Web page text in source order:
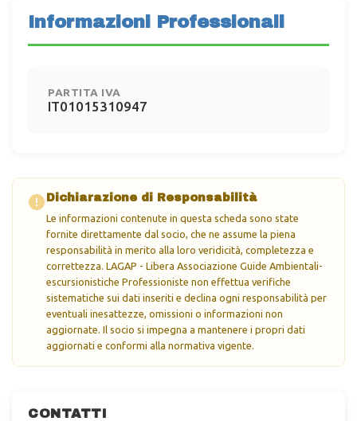
CONTATTI
Informazioni Professionali
PARTITA IVA
IT01015310947
Dichiarazione di Responsabilità
Le informazioni contenute in questa scheda sono state
fornite direttamente dal socio, che ne assume la piena
responsabilità in merito alla loro veridicità, completezza e
correttezza. LAGAP - Libera Associazione Guide Ambientali-
escursionistiche Professioniste non effettua verifiche
sistematiche sui dati inseriti e declina ogni responsabilità per
eventuali inesattezze, omissioni o informazioni non
aggiornate. Il socio si impegna a mantenere i propri dati
aggiornati e conformi alla normativa vigente.